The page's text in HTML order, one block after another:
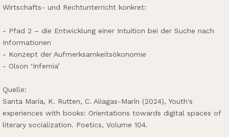
Wirtschafts- und Rechtunterricht konkret:
- Pfad 2 – die Entwicklung einer Intuition bei der Suche nach
Informationen
- Konzept der Aufmerksamkeitsökonomie
- Olson ‘Infernia’
Quelle:
Santa María, K. Rutten, C. Aliagas-Marín (2024), Youth's
experiences with books: Orientations towards digital spaces of
literary socialization. Poetics, Volume 104.